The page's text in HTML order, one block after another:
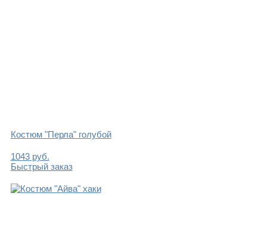
Костюм "Перла" голубой
1043руб.
Быстрый заказ